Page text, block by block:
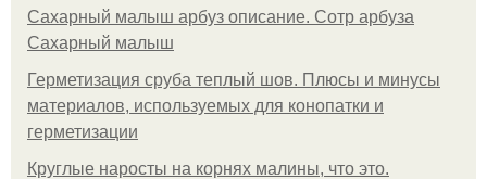
Сахарный малыш арбуз описание. Сотр арбуза
Сахарный малыш
Герметизация сруба теплый шов. Плюсы и минусы
материалов, используемых для конопатки и
герметизации
Круглые наросты на корнях малины, что это.